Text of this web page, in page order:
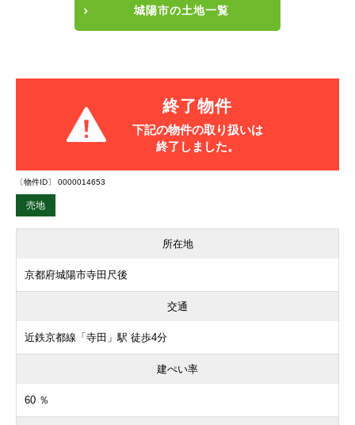
城陽市の土地一覧
終了物件
下記の物件の取り扱いは
終了しました。
〔物件ID〕 0000014653
売地
所在地
京都府城陽市寺田尺後
交通
近鉄京都線「寺田」駅 徒歩4分
建ぺい率
60 ％